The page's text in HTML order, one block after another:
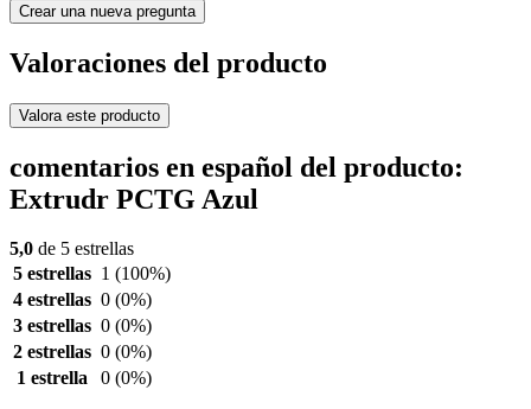
Crear una nueva pregunta
Valoraciones del producto
Valora este producto
comentarios en español del producto:
Extrudr PCTG Azul
5,0 de 5 estrellas
5 estrellas 1 (100%)
4 estrellas 0 (0%)
3 estrellas 0 (0%)
2 estrellas 0 (0%)
1 estrella
0 (0%)